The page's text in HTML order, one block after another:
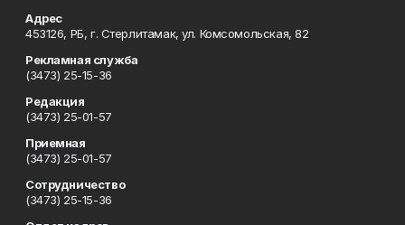
Адрес
453126, РБ, г. Стерлитамак, ул. Комсомольская, 82
Рекламная служба
(3473) 25-15-36
Редакция
(3473) 25-01-57
Приемная
(3473) 25-01-57
Сотрудничество
(3473) 25-15-36